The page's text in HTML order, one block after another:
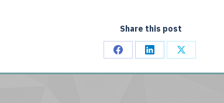
Share this post
Share
on
Share
on
Share
on